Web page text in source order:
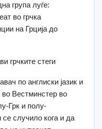
група луѓе:
во грчка
на Грција до
грчките стеги
по англиски јазик и
во Вестминстер во
Грк и полу-
случило кога и да